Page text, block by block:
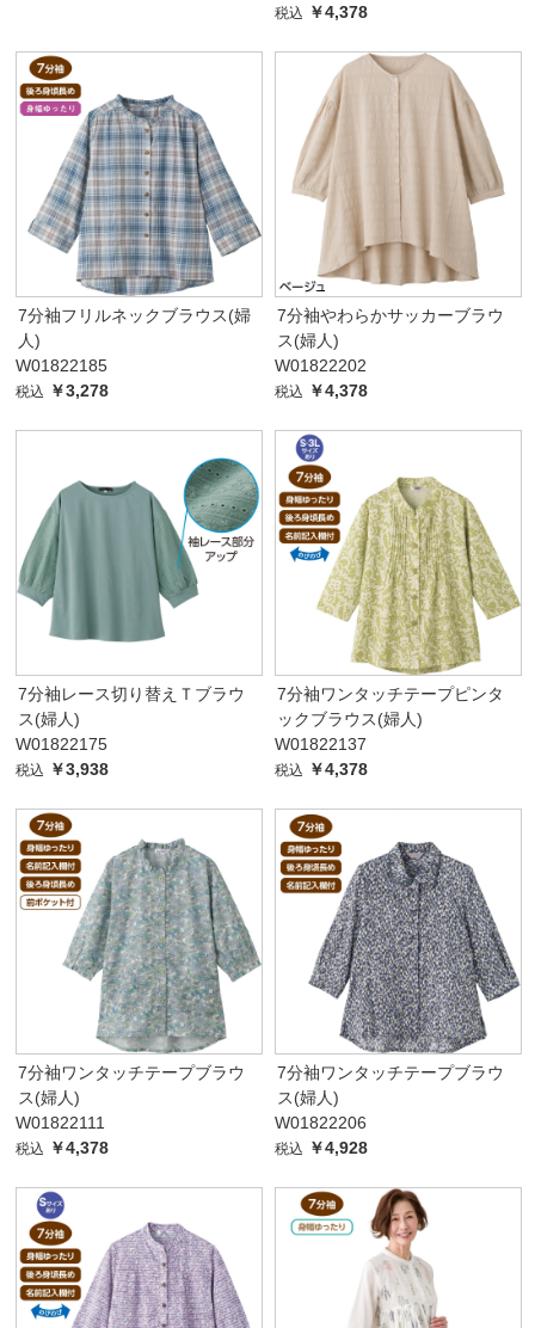
税込 ￥4,378
7分袖フリルネックブラウス(婦
人)
W01822185
税込 ￥3,278
7分袖やわらかサッカーブラウ
ス(婦人)
W01822202
税込 ￥4,378
7分袖レース切り替えＴブラウ
ス(婦人)
W01822175
税込 ￥3,938
7分袖ワンタッチテープピンタ
ックブラウス(婦人)
W01822137
税込 ￥4,378
7分袖ワンタッチテープブラウ
ス(婦人)
W01822111
税込 ￥4,378
7分袖ワンタッチテープブラウ
ス(婦人)
W01822206
税込 ￥4,928